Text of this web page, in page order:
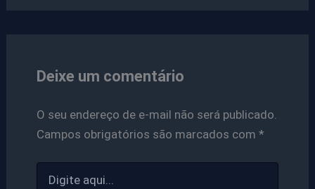
Deixe um comentário
O seu endereço de e-mail não será publicado.
Campos obrigatórios são marcados com *
aqui...